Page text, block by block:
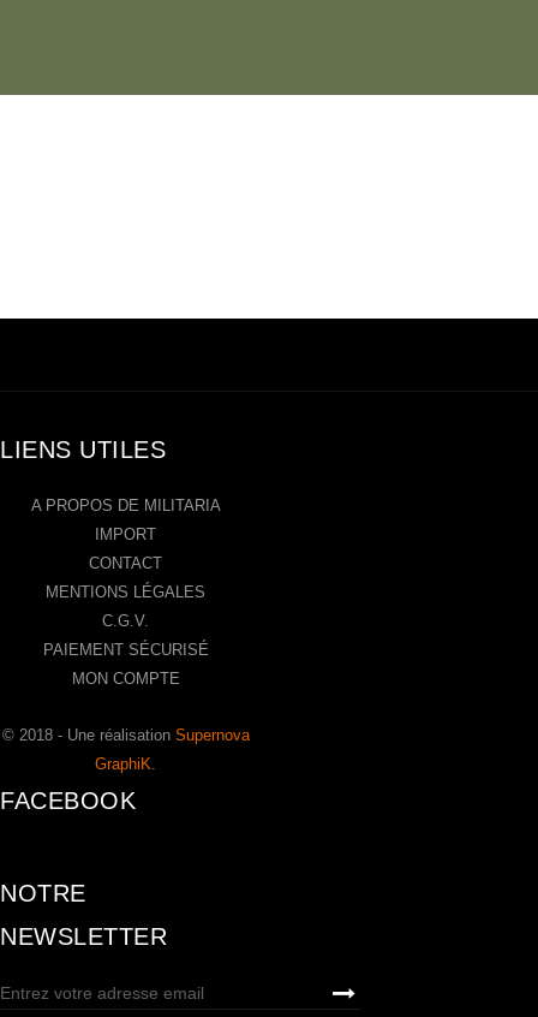
LIENS UTILES
A PROPOS DE MILITARIA
IMPORT
CONTACT
MENTIONS LÉGALES
C.G.V.
PAIEMENT SÉCURISÉ
MON COMPTE
© 2018 - Une réalisation Supernova
GraphiK
FACEBOOK
NOTRE
NEWSLETTER